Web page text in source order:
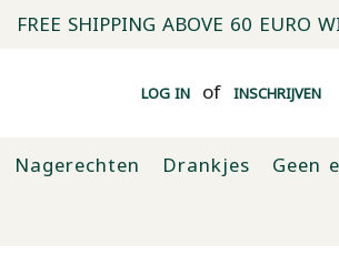
FREE SHIPPING ABOVE 60 EURO
LOG IN of INSCHRIJVEN
Nagerechten Drankjes Geen